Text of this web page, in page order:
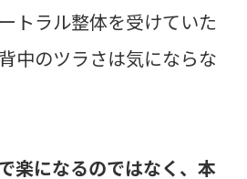
トラル整体を受けていた
中のツラさは気にならな
楽になるのではなく、本